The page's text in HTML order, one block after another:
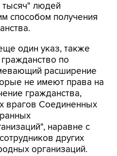
тысяч" людей
способом получения
один указ, также
по
расширение
не имеют права на
гражданства,
врагов Соединенных
наравне с
других
организаций.